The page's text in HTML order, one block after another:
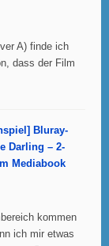
A) finde ich
dass der Film
Bluray-
Darling – 2-
Mediabook
kommen
ich mir etwas